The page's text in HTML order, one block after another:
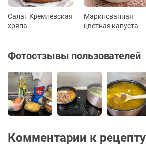
Салат Кремлёвская
хряпа
Маринованная
цветная капуста
Фотоотзывы пользователей
Комментарии к рецепту